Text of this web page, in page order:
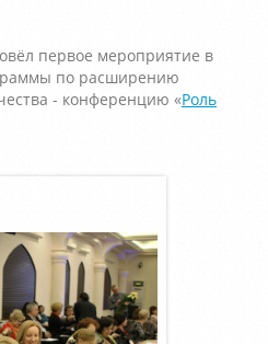
первое мероприятие в
по расширению
- конференцию «Роль